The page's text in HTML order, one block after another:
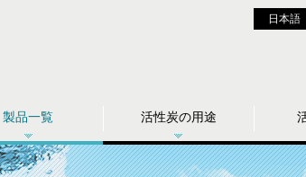
日本語
製品一覧 活性炭の用途